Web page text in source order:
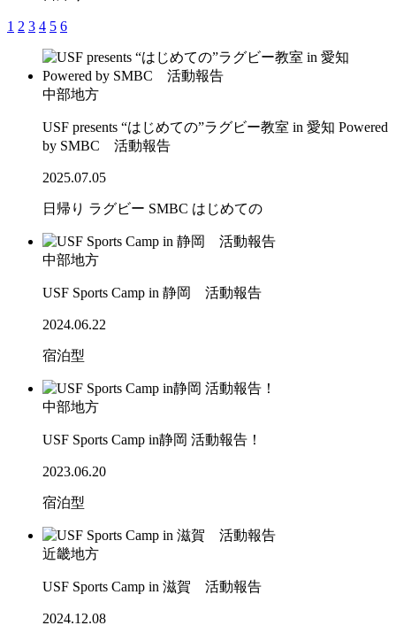
1 2 3 4 5 6
中部地方
USF presents “はじめての”ラグビー教室 in 愛知 Powered
by SMBC 活動報告
2025.07.05
日帰り ラグビー SMBC はじめての
中部地方
USF Sports Camp in 静岡 活動報告
2024.06.22
宿泊型
中部地方
USF Sports Camp in静岡 活動報告！
2023.06.20
宿泊型
近畿地方
USF Sports Camp in 滋賀 活動報告
2024.12.08